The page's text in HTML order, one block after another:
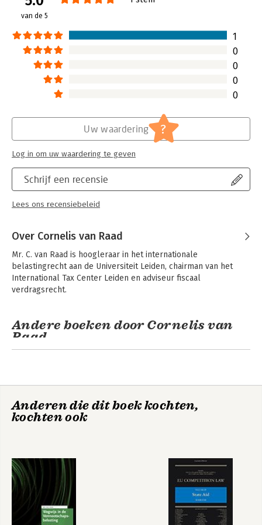
Hoofdrubriek:
Jongbloed:
Belastingrecht - Europees belastingrecht
Serie:
van de 5
1
0
0
0
0
Schrijf een recensie
Lees ons recensiebeleid
Uw waardering ?
Log in om uw waardering te geven
Over Cornelis van Raad
Mr. C. van Raad is hoogleraar in het internationale
belastingrecht aan de Universiteit Leiden, chairman van het
International Tax Center Leiden en adviseur fiscaal
verdragsrecht.
Andere boeken door Cornelis van
Raad
Studenteneditie
Cursus
Belastingrecht
Internationaal
Teksten Europees
belastingrecht
2025/2026
Anderen die dit boek kochten,
kochten ook